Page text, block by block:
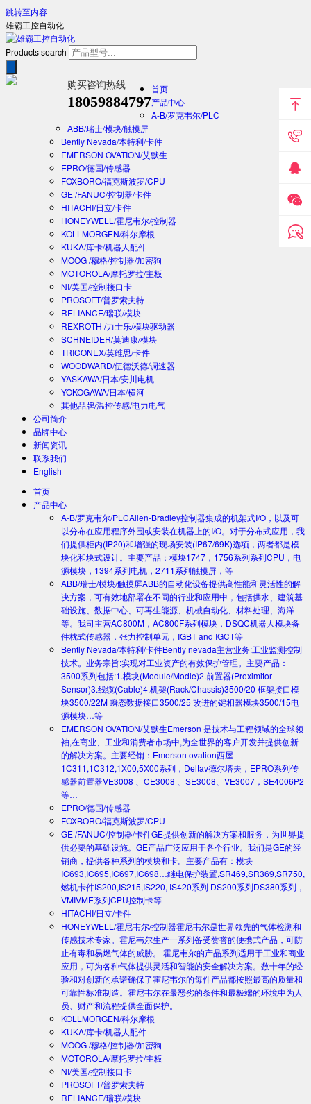
跳转至内容
雄霸工控自动化
Products search
购买咨询热线
18059884797
首页
产品中心
A-B/罗克韦尔/PLC
ABB/瑞士/模块/触摸屏
Bently Nevada/本特利/卡件
EMERSON OVATION/艾默生
EPRO/德国/传感器
FOXBORO/福克斯波罗/CPU
GE /FANUC/控制器/卡件
HITACHI/日立/卡件
HONEYWELL/霍尼韦尔/控制器
KOLLMORGEN/科尔摩根
KUKA/库卡/机器人配件
MOOG /穆格/控制器/加密狗
MOTOROLA/摩托罗拉/主板
NI/美国/控制接口卡
PROSOFT/普罗索夫特
RELIANCE/瑞联/模块
REXROTH /力士乐/模块驱动器
SCHNEIDER/莫迪康/模块
TRICONEX/英维思/卡件
WOODWARD/伍德沃德/调速器
YASKAWA/日本/安川电机
YOKOGAWA/日本/横河
其他品牌/温控传感/电力电气
公司简介
品牌中心
新闻资讯
联系我们
English
首页
产品中心
A-B/罗克韦尔/PLCAllen-Bradley控制器集成的机架式I/O，以及可
以分布在应用程序外围或安装在机器上的I/O。对于分布式应用，我
们提供柜内(IP20)和增强的现场安装(IP67/69K)选项，两者都是模
块化和块式设计。主要产品：模块1747，1756系列系列CPU，电
源模块，1394系列电机，2711系列触摸屏，等
ABB/瑞士/模块/触摸屏ABB的自动化设备提供高性能和灵活性的解
决方案，可有效地部署在不同的行业和应用中，包括供水、建筑基
础设施、数据中心、可再生能源、机械自动化、材料处理、海洋
等。我司主营AC800M，AC800F系列模块，DSQC机器人模块备
件枕式传感器，张力控制单元，IGBT and IGCT等
Bently Nevada/本特利/卡件Bently nevada主营业务:工业监测控制
技术。业务宗旨:实现对工业资产的有效保护管理。主要产品：
3500系列包括:1.模块(Module/Modle)2.前置器(Proximitor
Sensor)3.线缆(Cable)4.机架(Rack/Chassis)3500/20 框架接口模
块3500/22M 瞬态数据接口3500/25 改进的键相器模块3500/15电
源模块…等
EMERSON OVATION/艾默生Emerson 是技术与工程领域的全球领
袖,在商业、工业和消费者市场中,为全世界的客户开发并提供创新
的解决方案。主要经销：Emerson ovation西屋
1C311,1C312,1X00,5X00系列，Deltav德尔塔夫，EPRO系列传
感器前置器VE3008 、CE3008 、SE3008、VE3007，SE4006P2
等…
EPRO/德国/传感器
FOXBORO/福克斯波罗/CPU
GE /FANUC/控制器/卡件GE提供创新的解决方案和服务，为世界提
供必要的基础设施。GE产品广泛应用于各个行业。我们是GE的经
销商，提供各种系列的模块和卡。主要产品有：模块
IC693,IC695,IC697,IC698…继电保护装置,SR469,SR369,SR750,
燃机卡件IS200,IS215,IS220, IS420系列 DS200系列DS380系列，
VMIVME系列CPU控制卡等
HITACHI/日立/卡件
HONEYWELL/霍尼韦尔/控制器霍尼韦尔是世界领先的气体检测和
传感技术专家。霍尼韦尔生产一系列备受赞誉的便携式产品，可防
止有毒和易燃气体的威胁。 霍尼韦尔的产品系列适用于工业和商业
应用，可为各种气体提供灵活和智能的安全解决方案。数十年的经
验和对创新的承诺确保了霍尼韦尔的每件产品都按照最高的质量和
可靠性标准制造。霍尼韦尔在最恶劣的条件和最极端的环境中为人
员、财产和流程提供全面保护。
KOLLMORGEN/科尔摩根
KUKA/库卡/机器人配件
MOOG /穆格/控制器/加密狗
MOTOROLA/摩托罗拉/主板
NI/美国/控制接口卡
PROSOFT/普罗索夫特
RELIANCE/瑞联/模块